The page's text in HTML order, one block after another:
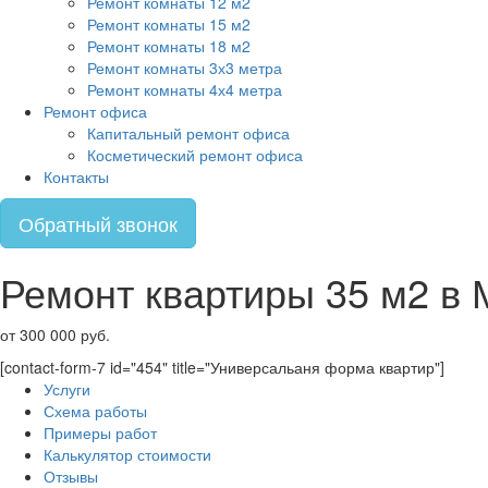
Ремонт комнаты 15 м2
Ремонт комнаты 18 м2
Ремонт комнаты 3х3 метра
Ремонт комнаты 4х4 метра
Ремонт офиса
Капитальный ремонт офиса
Косметический ремонт офиса
Контакты
Обратный звонок
Ремонт квартиры 35 м2 в
от300 000 руб.
[contact-form-7 id="454" title="Универсальаня форма квартир"]
Услуги
Схема работы
Примеры работ
Калькулятор стоимости
Отзывы